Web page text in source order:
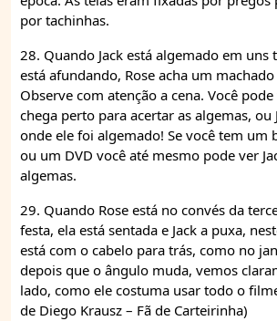
por tachinhas.
28. Quando Jack está algemado em uns
está afundando, Rose acha um
Observe com atenção a cena. Você
chega perto para acertar as algemas, ou
onde ele foi algemado! Se você tem um
ou um DVD você até mesmo pode ver
algemas.
29. Quando Rose está no convés da
festa, ela está sentada e Jack a puxa,
está com o cabelo para trás, como no
depois que o ângulo muda, vemos
lado, como ele costuma usar todo o
de Diego Krausz – Fã de Carteirinha)